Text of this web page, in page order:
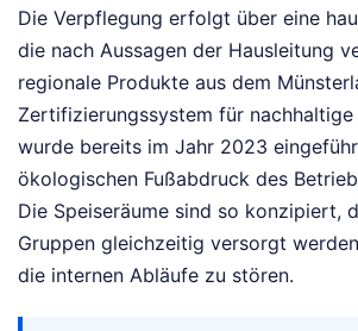
Die Verpflegung erfolgt über eine
die nach Aussagen der Hausleitung
regionale Produkte aus dem
Zertifizierungssystem für
wurde bereits im Jahr 2023
ökologischen Fußabdruck des
Die Speiseräume sind so konzipiert,
Gruppen gleichzeitig versorgt
die internen Abläufe zu stören.